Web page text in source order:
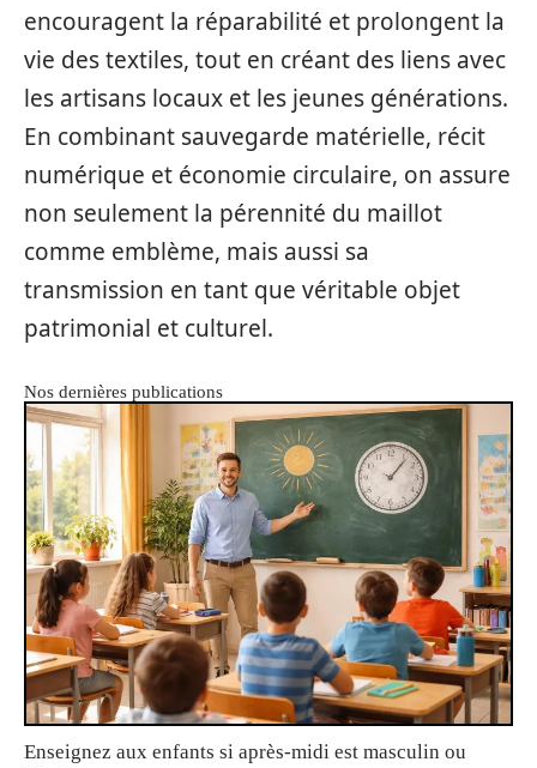
encouragent la réparabilité et prolongent la
vie des textiles, tout en créant des liens avec
les artisans locaux et les jeunes générations.
En combinant sauvegarde matérielle, récit
numérique et économie circulaire, on assure
non seulement la pérennité du maillot
comme emblème, mais aussi sa
transmission en tant que véritable objet
patrimonial et culturel.
Nos dernières publications
Enseignez aux enfants si après-midi est masculin ou